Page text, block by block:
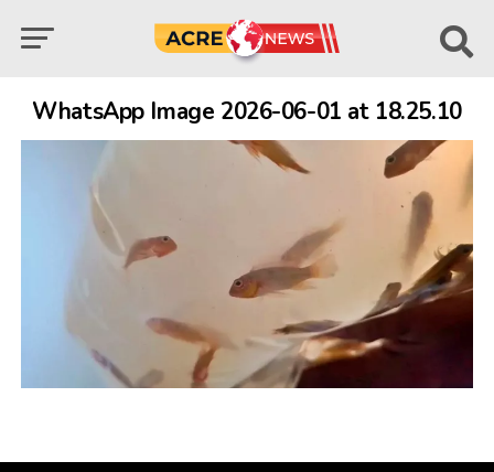
WhatsApp Image 2026-06-01 at 18.25.10